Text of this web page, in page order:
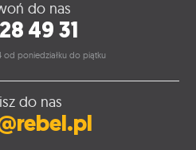
do nas
49 31
od poniedziałku do piątku
do nas